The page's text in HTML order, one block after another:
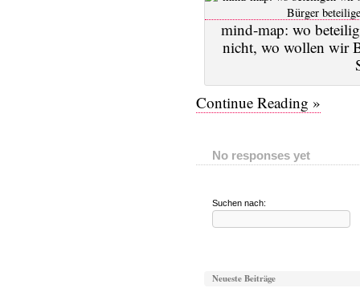
mind-map: wo
nicht, wo wollen wir
Continue Reading »
No responses yet
Suchen nach:
Neueste Beiträge